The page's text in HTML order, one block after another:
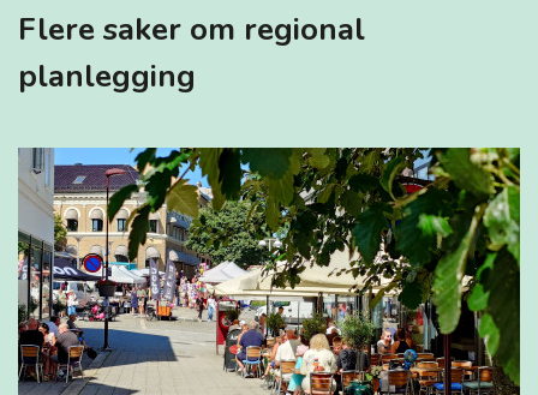
Flere saker om regional
planlegging